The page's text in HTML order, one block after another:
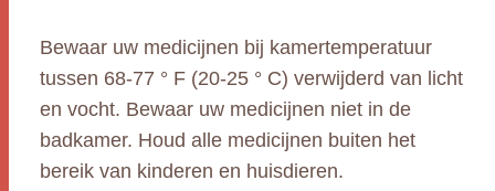
Bewaar uw medicijnen bij kamertemperatuur
tussen 68-77 ° F (20-25 ° C) verwijderd van licht
en vocht. Bewaar uw medicijnen niet in de
badkamer. Houd alle medicijnen buiten het
bereik van kinderen en huisdieren.